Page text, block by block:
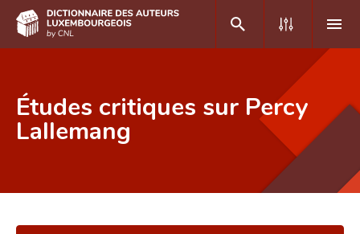
DE
Études critiques sur Percy
Lallemang